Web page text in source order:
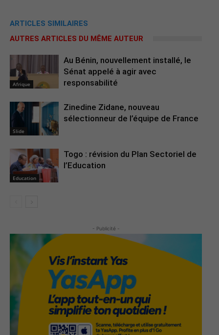
ARTICLES SIMILAIRES
AUTRES ARTICLES DU MÊME AUTEUR
Afrique
Au Bénin, nouvellement installé, le
Sénat appelé à agir avec
responsabilité
Slide
Zinedine Zidane, nouveau
sélectionneur de l’équipe de France
Education
Togo : révision du Plan Sectoriel de
l’Education
- Publicité -